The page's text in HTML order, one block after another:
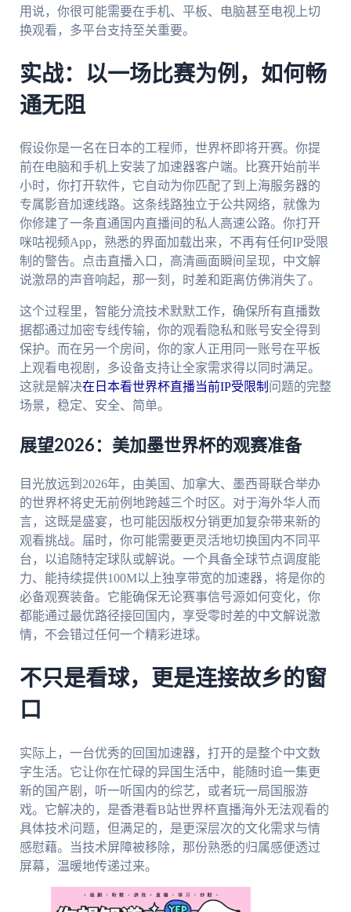
用说，你很可能需要在手机、平板、电脑甚至电视上切
换观看，多平台支持至关重要。
实战：以一场比赛为例，如何畅
通无阻
假设你是一名在日本的工程师，世界杯即将开赛。你提
前在电脑和手机上安装了加速器客户端。比赛开始前半
小时，你打开软件，它自动为你匹配了到上海服务器的
专属影音加速线路。这条线路独立于公共网络，就像为
你修建了一条直通国内直播间的私人高速公路。你打开
咪咕视频App，熟悉的界面加载出来，不再有任何IP受限
制的警告。点击直播入口，高清画面瞬间呈现，中文解
说激昂的声音响起，那一刻，时差和距离仿佛消失了。
这个过程里，智能分流技术默默工作，确保所有直播数
据都通过加密专线传输，你的观看隐私和账号安全得到
保护。而在另一个房间，你的家人正用同一账号在平板
上观看电视剧，多设备支持让全家需求得以同时满足。
这就是解决在日本看世界杯直播当前IP受限制 问题的完整
场景，稳定、安全、简单。
展望2026：美加墨世界杯的观赛准备
目光放远到2026年，由美国、加拿大、墨西哥联合举办
的世界杯将史无前例地跨越三个时区。对于海外华人而
言，这既是盛宴，也可能因版权分销更加复杂带来新的
观看挑战。届时，你可能需要更灵活地切换国内不同平
台，以追随特定球队或解说。一个具备全球节点调度能
力、能持续提供100M以上独享带宽的加速器，将是你的
必备观赛装备。它能确保无论赛事信号源如何变化，你
都能通过最优路径接回国内，享受零时差的中文解说激
情，不会错过任何一个精彩进球。
不只是看球，更是连接故乡的窗
口
实际上，一台优秀的回国加速器，打开的是整个中文数
字生活。它让你在忙碌的异国生活中，能随时追一集更
新的国产剧，听一听国内的综艺，或者玩一局国服游
戏。它解决的，是香港看B站世界杯直播海外无法观看的
具体技术问题，但满足的，是更深层次的文化需求与情
感慰藉。当技术屏障被移除，那份熟悉的归属感便透过
屏幕，温暖地传递过来。